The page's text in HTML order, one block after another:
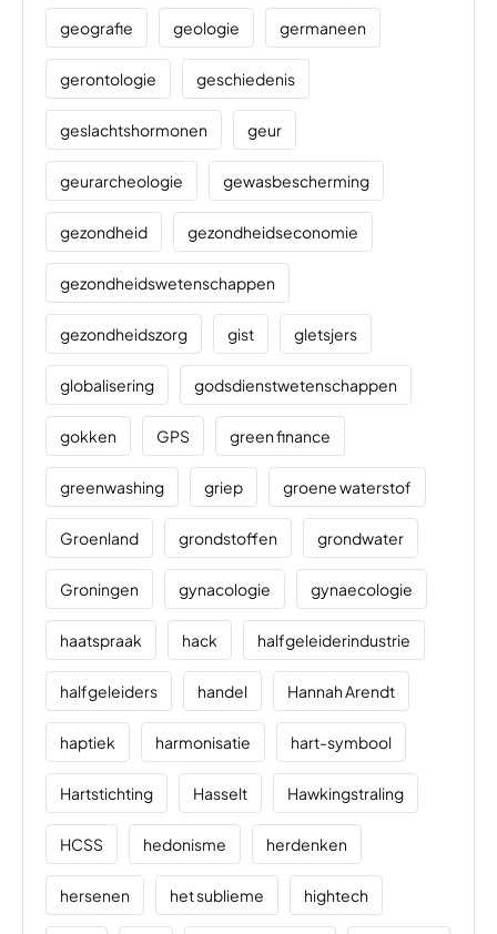
geografie geologie germaneen
gerontologie geschiedenis
geslachtshormonen geur
geurarcheologie gewasbescherming
gezondheid gezondheidseconomie
gezondheidswetenschappen
gezondheidszorg gist gletsjers
globalisering godsdienstwetenschappen
gokken GPS green finance
greenwashing griep groene waterstof
Groenland grondstoffen grondwater
Groningen gynacologie gynaecologie
haatspraak hack halfgeleiderindustrie
halfgeleiders handel Hannah Arendt
haptiek harmonisatie hart-symbool
Hartstichting Hasselt Hawkingstraling
HCSS hedonisme herdenken
hersenen het sublieme hightech